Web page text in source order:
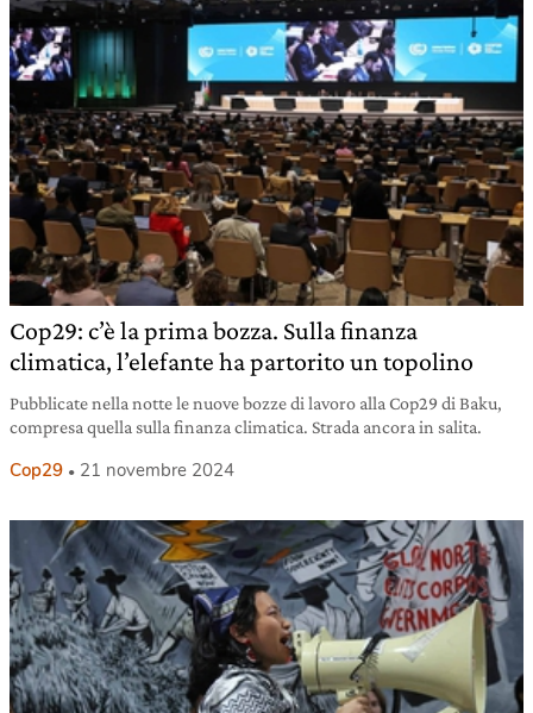
Cop29: c’è la prima bozza. Sulla finanza
climatica, l’elefante ha partorito un topolino
Pubblicate nella notte le nuove bozze di lavoro alla Cop29 di Baku,
compresa quella sulla finanza climatica. Strada ancora in salita.
Cop29 21 novembre 2024